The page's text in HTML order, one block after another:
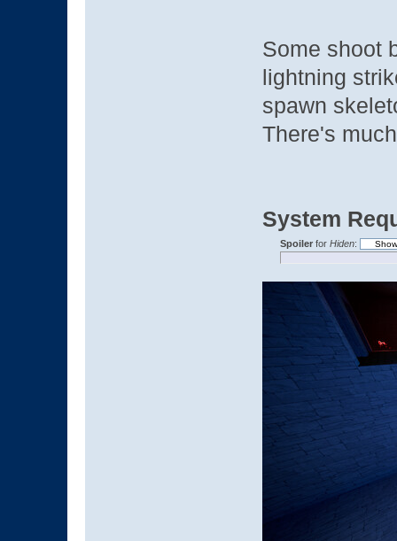
Some shoot
lightning
spawn
There's
System
Spoilerfor Hiden: